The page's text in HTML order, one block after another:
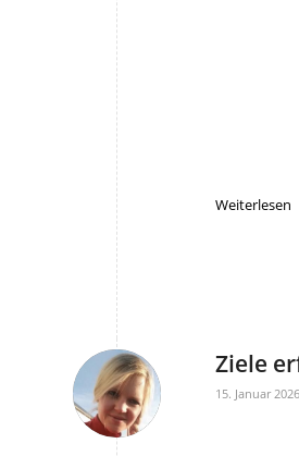
Weiterlesen
Ziele
15. Januar 2026